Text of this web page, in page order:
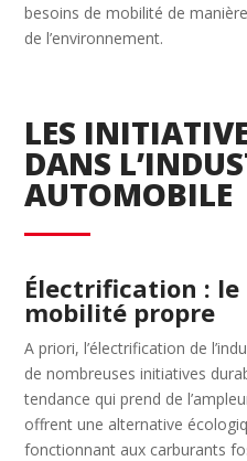
besoins de mobilité de
de l’environnement.
LES
DANS
AUTOMOBILE
Électrification : le
mobilité propre
A priori, l’électrification de
de nombreuses initiatives
tendance qui prend de
offrent une alternative
fonctionnant aux carburants